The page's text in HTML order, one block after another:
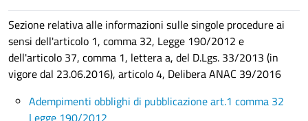
Sezione relativa alle informazioni sulle singole procedure ai
sensi dell'articolo 1, comma 32, Legge 190/2012 e
dell'articolo 37, comma 1, lettera a, del D.Lgs. 33/2013 (in
vigore dal 23.06.2016), articolo 4, Delibera ANAC 39/2016
Adempimenti obblighi di pubblicazione art.1 comma 32
Legge 190/2012